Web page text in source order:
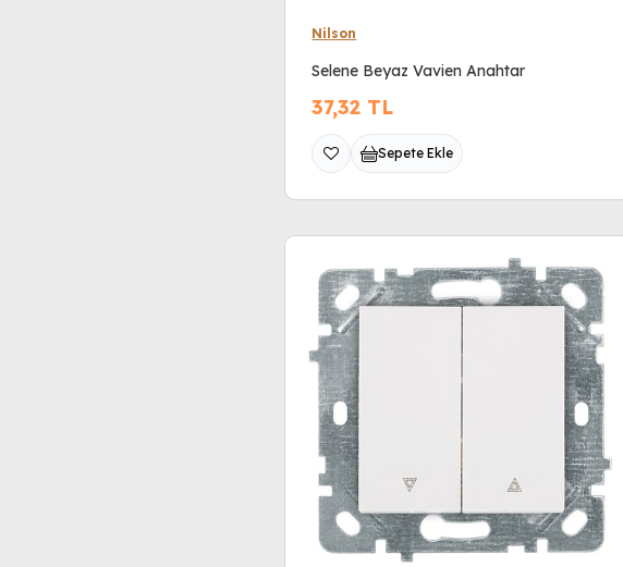
Nilson
Selene Beyaz Vavien Anahtar
37,32 TL
Sepete Ekle